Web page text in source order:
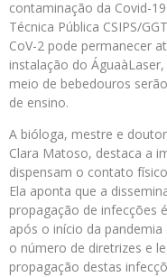
contaminação da Covid-
Técnica Pública CSIPS/
CoV-2 pode permanecer
instalação do
meio de bebedouros
de ensino.
A bióloga, mestre e
Clara Matoso, destaca a
dispensam o contato
Ela aponta que a
propagação de infecções
após o início da
o número de diretrizes e
propagação destas